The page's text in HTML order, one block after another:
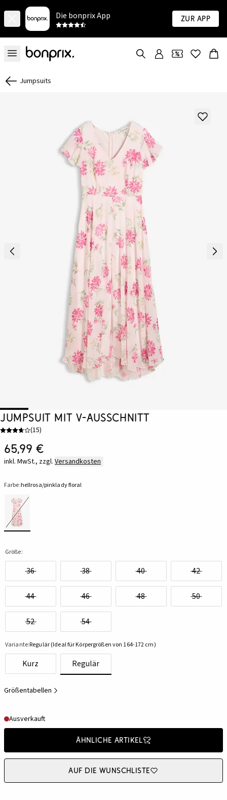
Die bonprix App Zur App
Jumpsuits
Jumpsuit mit V-Ausschnitt
(15)
65,99 €
inkl. MwSt., zzgl. Versandkosten
Farbe:hellrosa/pinklady floral
Größe:
36 38 40 42
44 46 48 50
52 54
Variante:Regulär (Ideal für Körpergrößen von 164-172 cm)
Kurz Regulär
Größentabellen
Ausverkauft
Ähnliche Artikel
Auf die Wunschliste